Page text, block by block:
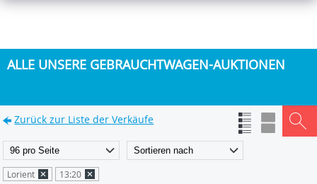
ALLE UNSERE GEBRAUCHTWAGEN-AUKTIONEN
Zurück zur Liste der Verkäufe
Lorient 13:20